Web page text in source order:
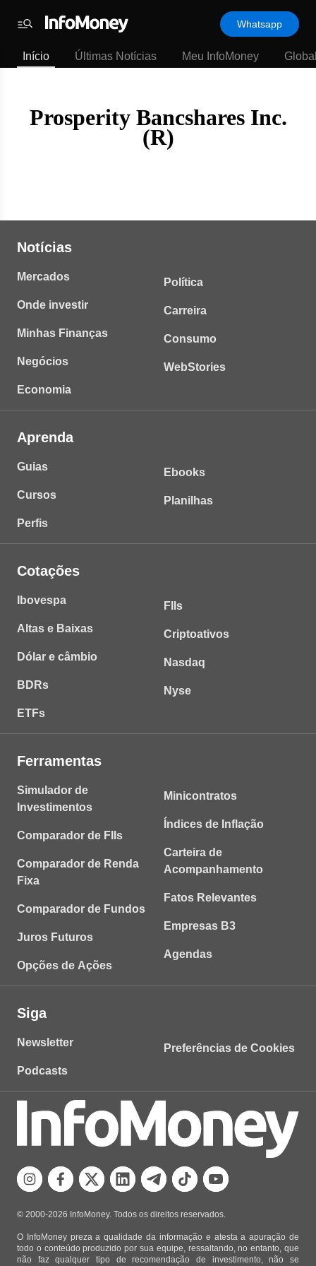
padrão
Últimas
InfoMoney
Menu
Whatsapp
Início Últimas Notícias Meu InfoMoney
Prosperity Bancshares Inc.
(R)
Notícias
Mercados
Onde investir
Minhas Finanças
Negócios
Economia
Política
Carreira
Consumo
WebStories
Aprenda
Guias
Cursos
Perfis
Ebooks
Planilhas
Cotações
Ibovespa
Altas e Baixas
Dólar e câmbio
BDRs
ETFs
FIIs
Criptoativos
Nasdaq
Nyse
Ferramentas
Simulador de
Investimentos
Comparador de FIIs
Comparador de Renda
Fixa
Comparador de Fundos
Juros Futuros
Opções de Ações
Minicontratos
Índices de Inflação
Carteira de
Acompanhamento
Fatos Relevantes
Empresas B3
Agendas
Siga
Newsletter
Podcasts
Preferências de Cookies
© 2000-2026 InfoMoney. Todos os direitos reservados.
O InfoMoney preza a qualidade da informação e atesta a apuração de
todo o conteúdo produzido por sua equipe, ressaltando, no entanto, que
não faz qualquer tipo de recomendação de investimento, não se